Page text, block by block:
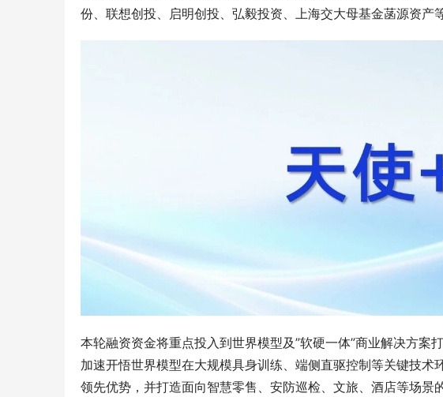
份、联想创投、启明创投、弘毅投资、上海交大母基金菡源资产
本轮融资资金将重点投入到世界模型及”软硬一体”商业解决方案
加速开悟世界模型在大规模具身训练、端侧直驱控制等关键技
领先优势，并打造面向智慧零售、安防巡检、文旅、酒店等场景